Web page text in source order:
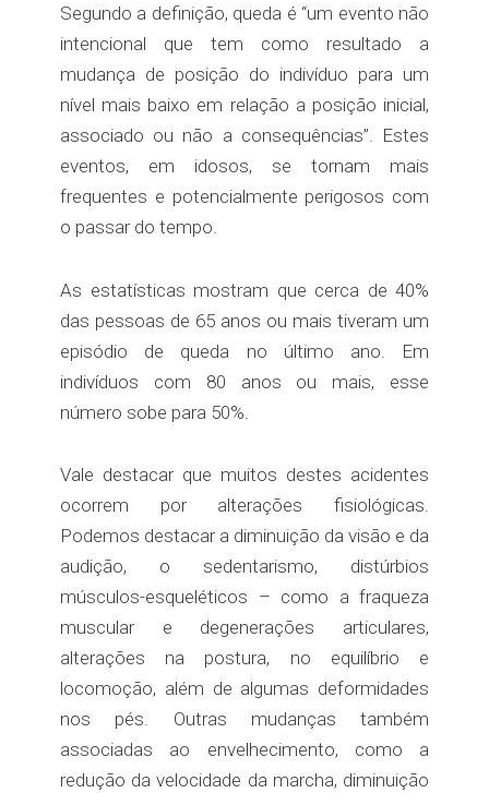
Segundo a definição, queda é “um evento não
intencional que tem como resultado a
mudança de posição do indivíduo para um
nível mais baixo em relação a posição inicial,
associado ou não a consequências”. Estes
eventos, em idosos, se tornam mais
frequentes e potencialmente perigosos com
o passar do tempo.
As estatísticas mostram que cerca de 40%
das pessoas de 65 anos ou mais tiveram um
episódio de queda no último ano. Em
indivíduos com 80 anos ou mais, esse
número sobe para 50%.
Vale destacar que muitos destes acidentes
ocorrem por alterações fisiológicas.
Podemos destacar a diminuição da visão e da
audição, o sedentarismo, distúrbios
músculos-esqueléticos – como a fraqueza
muscular e degenerações articulares,
alterações na postura, no equilíbrio e
locomoção, além de algumas deformidades
nos pés. Outras mudanças também
associadas ao envelhecimento, como a
redução da velocidade da marcha, diminuição